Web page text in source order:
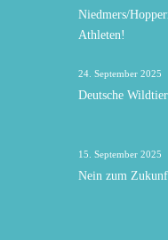
Niedmers/
Athleten!
24. September 2025
Deutsche
15. September 2025
Nein zum